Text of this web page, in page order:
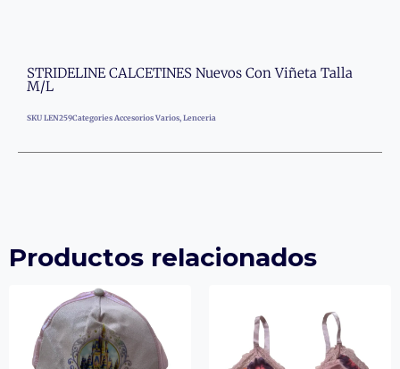
STRIDELINE CALCETINES Nuevos Con Viñeta Talla
M/L
SKU LEN259Categories Accesorios Varios, Lenceria
Productos relacionados